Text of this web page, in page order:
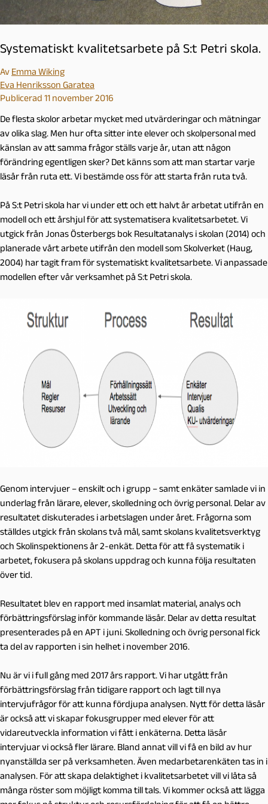
Systematiskt kvalitetsarbete på S:t Petri skola.
Av Emma Wiking
Eva Henriksson Garatea
Publicerad 11 november 2016
De flesta skolor arbetar mycket med utvärderingar och mätningar
av olika slag. Men hur ofta sitter inte elever och skolpersonal med
känslan av att samma frågor ställs varje år, utan att någon
förändring egentligen sker? Det känns som att man startar varje
läsår från ruta ett. Vi bestämde oss för att starta från ruta två.
På S:t Petri skola har vi under ett och ett halvt år arbetat utifrån en
modell och ett årshjul för att systematisera kvalitetsarbetet. Vi
utgick från Jonas Österbergs bok Resultatanalys i skolan (2014) och
planerade vårt arbete utifrån den modell som Skolverket (Haug,
2004) har tagit fram för systematiskt kvalitetsarbete. Vi anpassade
modellen efter vår verksamhet på S:t Petri skola.
Genom intervjuer – enskilt och i grupp – samt enkäter samlade vi in
underlag från lärare, elever, skolledning och övrig personal. Delar av
resultatet diskuterades i arbetslagen under året. Frågorna som
ställdes utgick från skolans två mål, samt skolans kvalitetsverktyg
och Skolinspektionens år 2-enkät. Detta för att få systematik i
arbetet, fokusera på skolans uppdrag och kunna följa resultaten
över tid.
Resultatet blev en rapport med insamlat material, analys och
förbättringsförslag inför kommande läsår. Delar av detta resultat
presenterades på en APT i juni. Skolledning och övrig personal fick
ta del av rapporten i sin helhet i november 2016.
Nu är vi i full gång med 2017 års rapport. Vi har utgått från
förbättringsförslag från tidigare rapport och lagt till nya
intervjufrågor för att kunna fördjupa analysen. Nytt för detta läsår
är också att vi skapar fokusgrupper med elever för att
vidareutveckla information vi fått i enkäterna. Detta läsår
intervjuar vi också fler lärare. Bland annat vill vi få en bild av hur
nyanställda ser på verksamheten. Även medarbetarenkäten tas in i
analysen. För att skapa delaktighet i kvalitetsarbetet vill vi låta så
många röster som möjligt komma till tals. Vi kommer också att lägga